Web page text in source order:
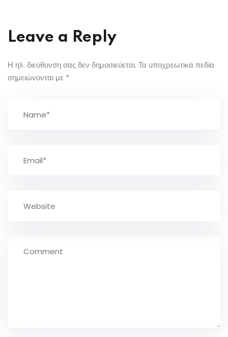
Leave a Reply
Η ηλ. διεύθυνση σας δεν δημοσιεύεται. Τα υποχρεωτικά πεδία
σημειώνονται με *